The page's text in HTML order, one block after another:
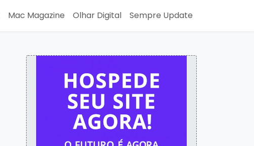
Mac Magazine Olhar Digital Sempre Update